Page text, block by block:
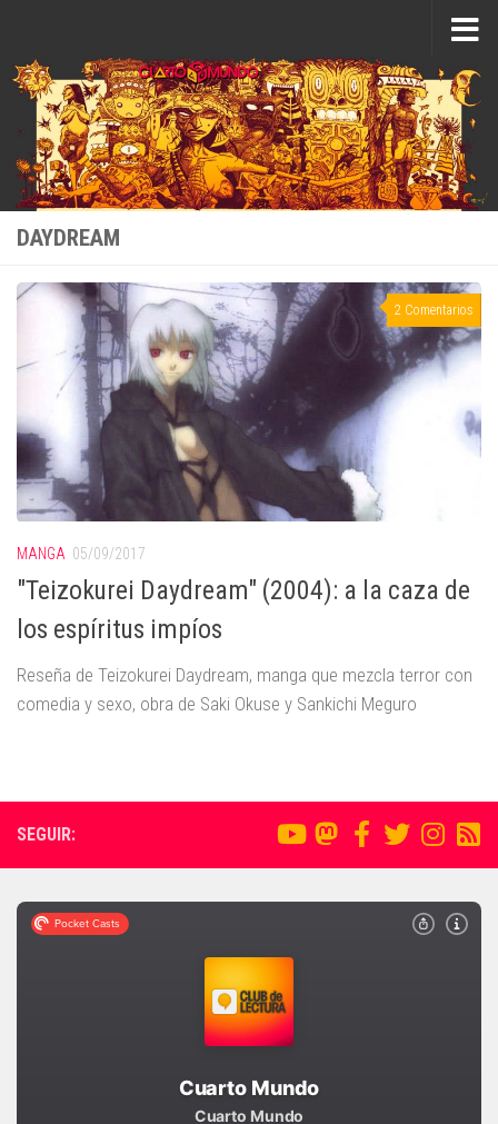
DAYDREAM
2 Comentarios
MANGA 05/09/2017
"Teizokurei Daydream" (2004): a la caza de
los espíritus impíos
Reseña de Teizokurei Daydream, manga que mezcla terror con
comedia y sexo, obra de Saki Okuse y Sankichi Meguro
SEGUIR: